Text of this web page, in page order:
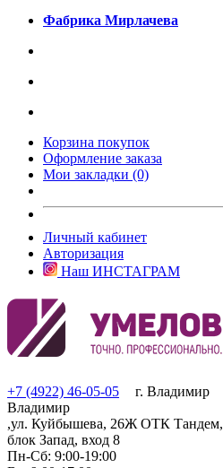
Фабрика Мирлачева
Корзина покупок
Оформление заказа
Мои закладки (0)
Личный кабинет
Авторизация
Наш ИНСТАГРАМ
+7 (4922) 46-05-05
г. Владимир
Владимир
,ул. Куйбышева, 26Ж ОТК Тандем,
блок Запад, вход 8
Пн-Сб: 9:00-19:00